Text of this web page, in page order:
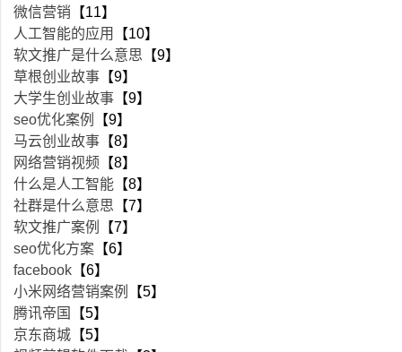
微信营销 【11】
人工智能的应用
【10】
软文推广是什么意思 【9】
草根创业故事 【9】
大学生创业故事 【9】
seo优化案例
【9】
马云创业故事 【8】
网络营销视频 【8】
什么是人工智能 【8】
社群是什么意思 【7】
软文推广案例
【7】
seo优化方案 【6】
facebook 【6】
小米网络营销案例
【5】
腾讯帝国
【5】
京东商城 【5】